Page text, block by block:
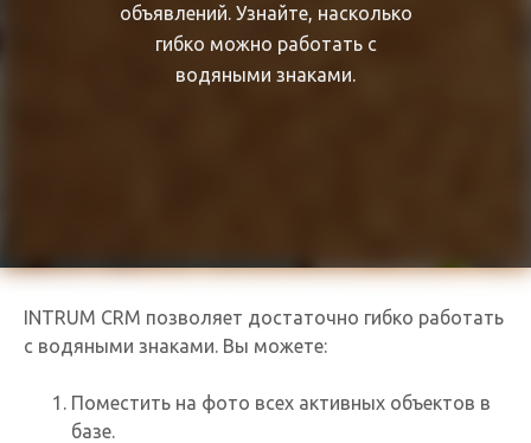
объявлений. Узнайте, насколько
гибко можно работать с
водяными знаками.
INTRUM CRM позволяет достаточно гибко работать
с водяными знаками. Вы можете:
Поместить на фото всех активных объектов в
базе.